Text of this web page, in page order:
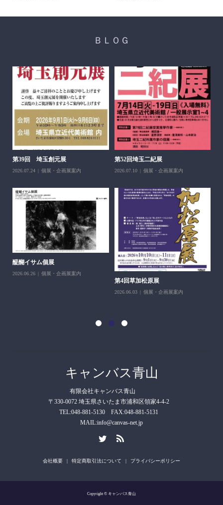
ＢＬＯＧ
第39回 埼玉創元展
2026.07.24 個展・企画展案内
第52回埼玉二紀展
2026.07.10 個展・企画展案内
醍醐イサム個展
2026.06.26 個展・企画展案内
第4回草加松原展
2026.06.03 個展・企画展案内
キャンバス青山
有限会社キャンバス青山
〒330-0072 埼玉県さいたま市浦和区領家4-4-2
TEL:048-881-5130 FAX:048-881-5131
MAIL:info@canvas-net.jp
会社概要 特定商取引法について プライバシーポリシー
Copyright © キャンバス青山